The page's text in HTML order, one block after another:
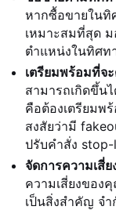
หากซื้อขายในทิ
เหมาะสมที่สุด
ตำแหน่งในทิศท
เตรียมพร้อมที่จ
สามารถเกิดขึ้น
คือต้องเตรียมพ
สงสัยว่ามี
ปรับคำสั่ง stop-
จัดการความเสี่
ความเสี่ยงของ
เป็นสิ่งสำคัญ จ